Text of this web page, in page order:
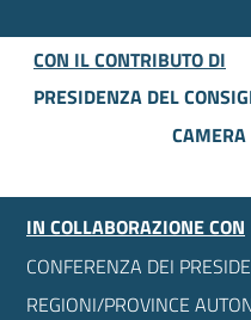
CON IL CONTRIBUTO DI
PRESIDENZA DEL
CAMERA
IN COLLABORAZIONE CON
CONFERENZA DEI
REGIONI/PROVINCE